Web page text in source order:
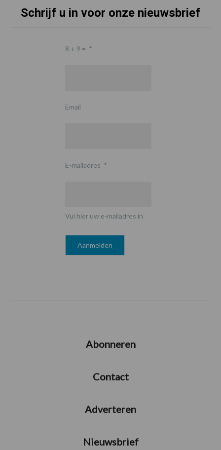
Schrijf u in voor onze nieuwsbrief
8 + 9 = *
Email
E-mailadres *
Vul hier uw e-mailadres in
Abonneren
Contact
Adverteren
Nieuwsbrief